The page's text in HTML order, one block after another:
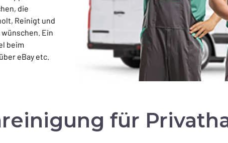
die
Reinigt und
Ein
beim
eBay etc.
für